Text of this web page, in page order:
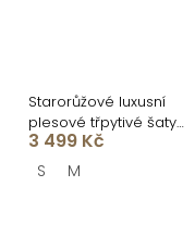
Starorůžové luxusní
plesové třpytivé šaty
RAVELLE s rozparkem
3 499 Kč
S M